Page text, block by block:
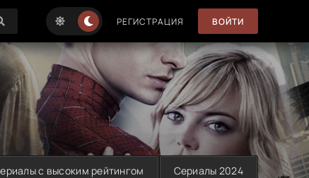
РЕГИСТРАЦИЯ ВОЙТИ
с высоким рейтингом Сериалы 2024